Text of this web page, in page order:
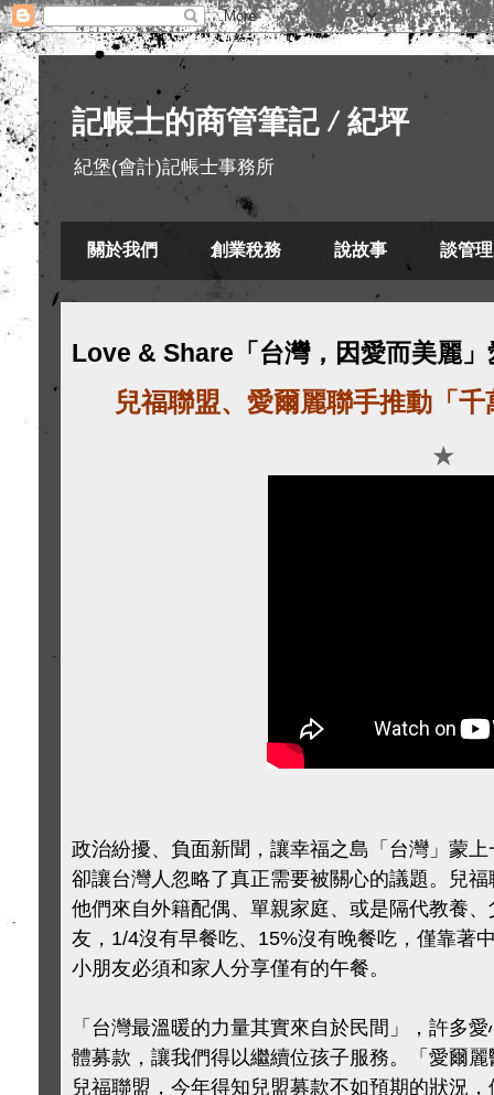
記帳士的商管筆記 / 紀坪
紀堡(會計)記帳士事務所
關於我們 創業稅務 說故事 談管理
Love & Share「台灣，因愛而美麗
兒福聯盟、愛爾麗聯手推動「
★
政治紛擾、負面新聞，讓幸福之島「台灣」蒙
卻讓台灣人忽略了真正需要被關心的議題。 兒
他們來自外籍配偶、單親家庭、或是隔代教養
友，1/4沒有早餐吃、15%沒有晚餐吃，僅靠著
小朋友必須和家人分享僅有的午餐。
「台灣最溫暖的力量其實來自於民間」，許多
體募款，讓我們得以繼續位孩子服務。「愛爾
兒福聯盟，今年得知兒盟募款不如預期的狀況